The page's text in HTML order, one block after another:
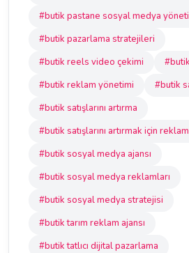
#butik pastane sosyal medya
#butik pazarlama stratejileri
#butik reels video çekimi
#butik reklam yönetimi
#butik
#butik satışlarını artırma
#butik satışlarını artırmak için reklam
#butik sosyal medya ajansı
#butik sosyal medya reklamları
#butik sosyal medya stratejisi
#butik tarım reklam ajansı
#butik tatlıcı dijital pazarlama